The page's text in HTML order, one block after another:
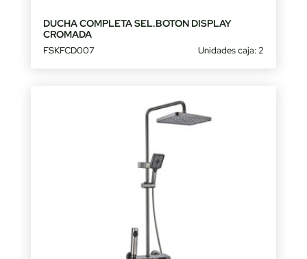
DUCHA COMPLETA SEL.BOTON DISPLAY
CROMADA
FSKFCD007 Unidades caja: 2